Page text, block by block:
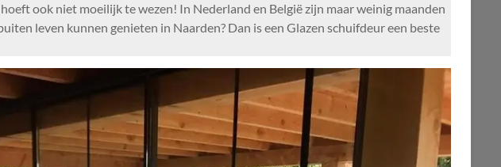
ook niet moeilijk te wezen! In Nederland en België zijn maar weinig maanden
leven kunnen genieten in Naarden? Dan is een Glazen schuifdeur een beste